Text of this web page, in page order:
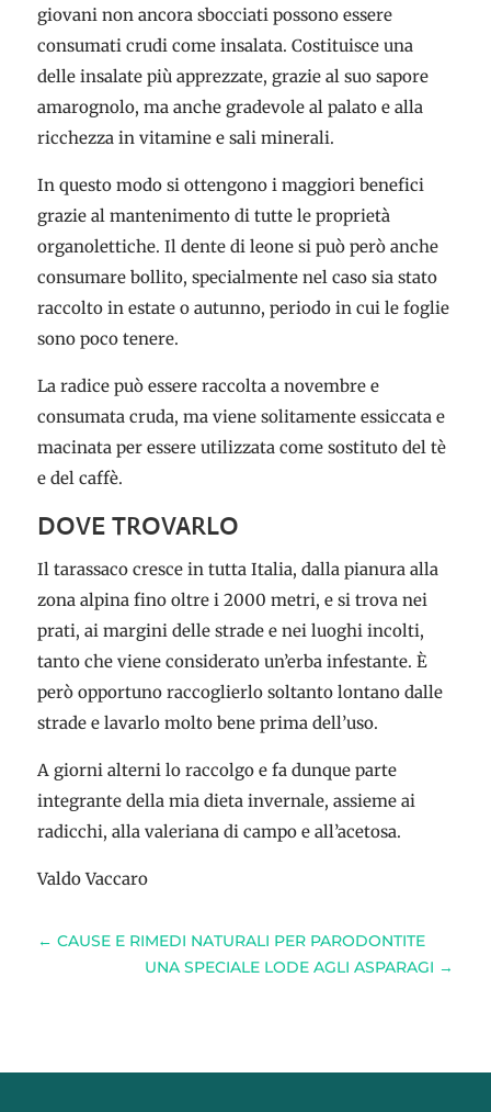
giovani non ancora sbocciati possono essere
consumati crudi come insalata. Costituisce una
delle insalate più apprezzate, grazie al suo sapore
amarognolo, ma anche gradevole al palato e alla
ricchezza in vitamine e sali minerali.
In questo modo si ottengono i maggiori benefici
grazie al mantenimento di tutte le proprietà
organolettiche. Il dente di leone si può però anche
consumare bollito, specialmente nel caso sia stato
raccolto in estate o autunno, periodo in cui le foglie
sono poco tenere.
La radice può essere raccolta a novembre e
consumata cruda, ma viene solitamente essiccata e
macinata per essere utilizzata come sostituto del tè
e del caffè.
DOVE TROVARLO
Il tarassaco cresce in tutta Italia, dalla pianura alla
zona alpina fino oltre i 2000 metri, e si trova nei
prati, ai margini delle strade e nei luoghi incolti,
tanto che viene considerato un’erba infestante. È
però opportuno raccoglierlo soltanto lontano dalle
strade e lavarlo molto bene prima dell’uso.
A giorni alterni lo raccolgo e fa dunque parte
integrante della mia dieta invernale, assieme ai
radicchi, alla valeriana di campo e all’acetosa.
Valdo Vaccaro
← CAUSE E RIMEDI NATURALI PER PARODONTITE
UNA SPECIALE LODE AGLI ASPARAGI →